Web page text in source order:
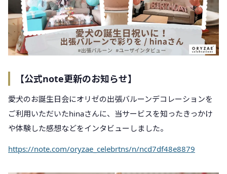
【公式note更新のお知らせ】
愛犬のお誕生日会にオリゼの出張バルーンデコレーションを
ご利用いただいたhinaさんに、当サービスを知ったきっかけ
や体験した感想などをインタビューしました。
https://note.com/oryzae_celebrtns/n/ncd7df48e8879